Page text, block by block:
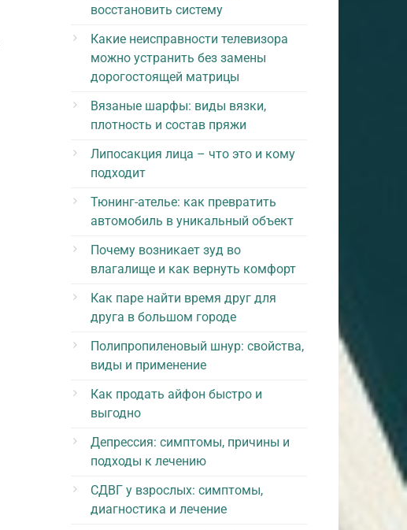
восстановить систему
Какие неисправности телевизора
можно устранить без замены
дорогостоящей матрицы
Вязаные шарфы: виды вязки,
плотность и состав пряжи
Липосакция лица – что это и кому
подходит
Тюнинг-ателье: как превратить
автомобиль в уникальный объект
Почему возникает зуд во
влагалище и как вернуть комфорт
Как паре найти время друг для
друга в большом городе
Полипропиленовый шнур: свойства,
виды и применение
Как продать айфон быстро и
выгодно
Депрессия: симптомы, причины и
подходы к лечению
СДВГ у взрослых: симптомы,
диагностика и лечение